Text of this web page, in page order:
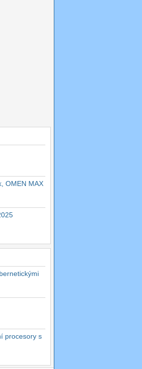
OMEN MAX
procesory s